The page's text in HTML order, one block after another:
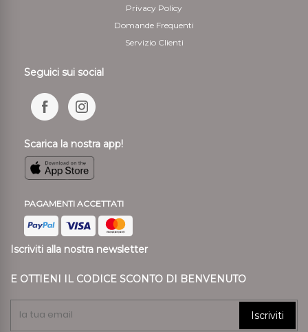
Privacy Policy
Domande Frequenti
Servizio Clienti
Seguici sui social
Scarica la nostra app!
PAGAMENTI ACCETTATI
Iscriviti alla nostra newsletter
E OTTIENI IL CODICE SCONTO DI BENVENUTO
Iscriviti